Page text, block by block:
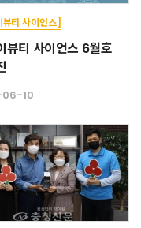
뷰티 사이언스]
뷰티 사이언스 6월호
06-10